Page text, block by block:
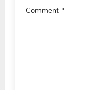
a
Comment*